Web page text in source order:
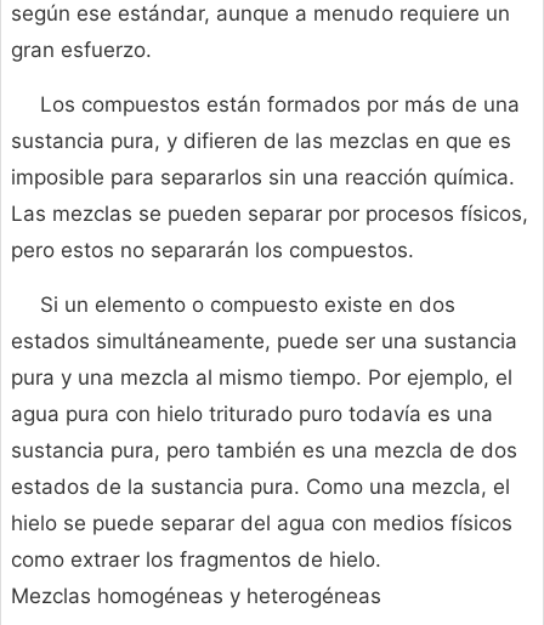
según ese estándar, aunque a menudo requiere un
gran esfuerzo.
Los compuestos están formados por más de una
sustancia pura, y difieren de las mezclas en que es
imposible para separarlos sin una reacción química.
Las mezclas se pueden separar por procesos físicos,
pero estos no separarán los compuestos.
Si un elemento o compuesto existe en dos
estados simultáneamente, puede ser una sustancia
pura y una mezcla al mismo tiempo. Por ejemplo, el
agua pura con hielo triturado puro todavía es una
sustancia pura, pero también es una mezcla de dos
estados de la sustancia pura. Como una mezcla, el
hielo se puede separar del agua con medios físicos
como extraer los fragmentos de hielo.
Mezclas homogéneas y heterogéneas